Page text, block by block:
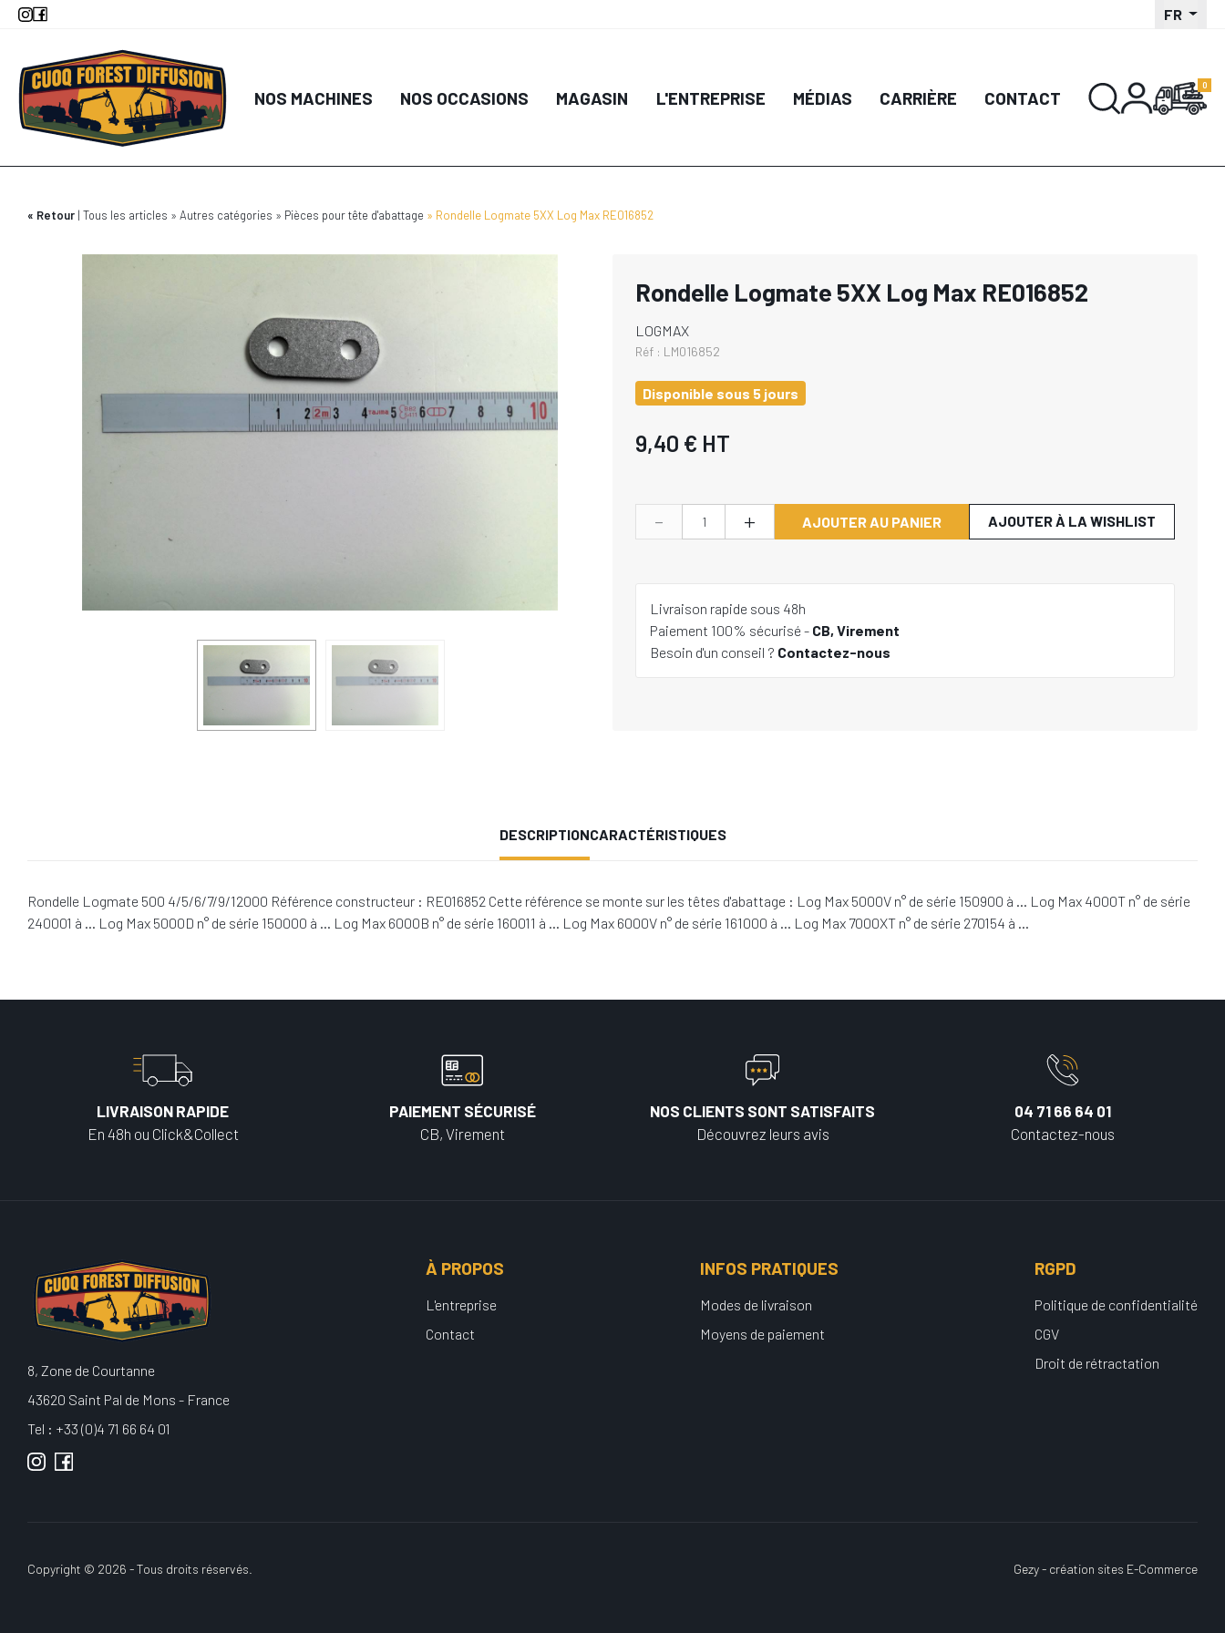
Aller
principal
FR
NOS MACHINES NOS OCCASIONS MAGASIN L'ENTREPRISE MÉDIAS CARRIÈRE CONTACT
Retour Tous les articles Autres catégories Pièces pour tête d'abattage Rondelle Logmate 5XX Log Max RE016852
Rondelle Logmate 5XX Log Max RE016852
LOGMAX
Réf : LM016852
Disponible sous 5 jours
9,40 € HT
- + AJOUTER AU PANIER AJOUTER À LA WISHLIST
Livraison rapide sous 48h
Paiement 100% sécurisé - CB, Virement
Besoin d'un conseil ? Contactez-nous
DESCRIPTIONCARACTÉRISTIQUES
Rondelle Logmate 500 4/5/6/7/9/12000 Référence constructeur : RE016852 Cette référence se monte sur les têtes d'abattage : Log Max 5000V n° de série 150900 à … Log Max 4000T n° de série
240001 à … Log Max 5000D n° de série 150000 à … Log Max 6000B n° de série 160011 à … Log Max 6000V n° de série 161000 à … Log Max 7000XT n° de série 270154 à …
LIVRAISON RAPIDE
En 48h ou Click&Collect
PAIEMENT SÉCURISÉ
CB, Virement
NOS CLIENTS SONT SATISFAITS
Découvrez leurs avis
04 71 66 64 01
Contactez-nous
8, Zone de Courtanne
43620 Saint Pal de Mons - France
Tel : +33 (0)4 71 66 64 01
À PROPOS
L'entreprise
Contact
INFOS PRATIQUES
Modes de livraison
Moyens de paiement
RGPD
Politique de confidentialité
CGV
Droit de rétractation
Copyright © 2026 - Tous droits réservés. Gezy - création sites E-Commerce